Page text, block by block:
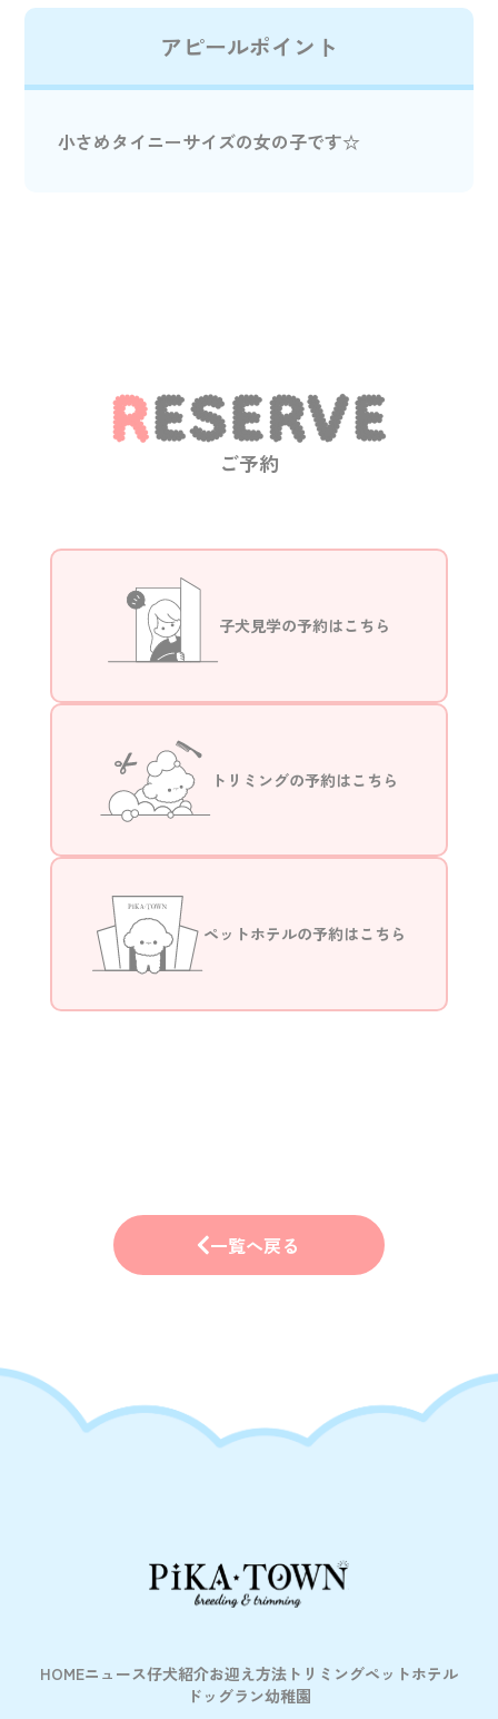
アピールポイント
小さめタイニーサイズの女の子です☆
ご予約
子犬見学の予約はこちら
トリミングの予約はこちら
ペットホテルの予約はこちら
一覧へ戻る
HOMEニュース仔犬紹介お迎え方法 トリミングペットホテル
ドッグラン幼稚園